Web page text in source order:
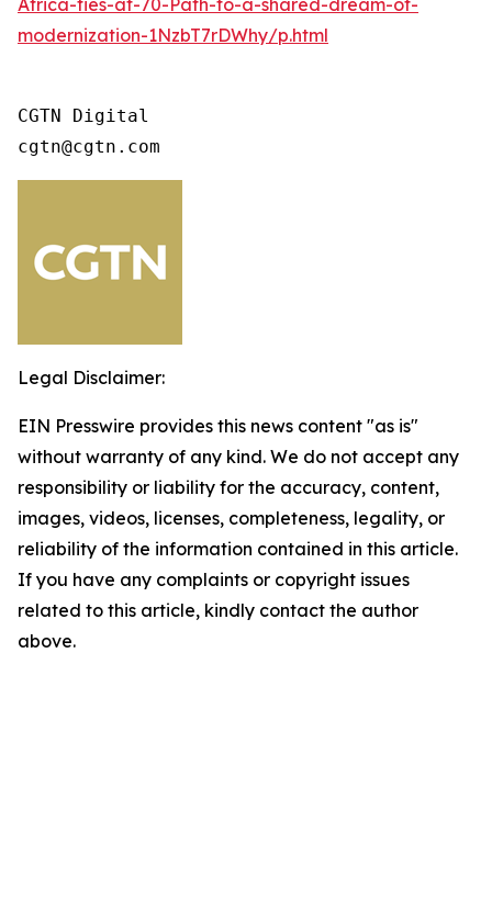
Africa-ties-at-70-Path-to-a-shared-dream-of-
modernization-1NzbT7rDWhy/p.html
CGTN Digital
cgtn@cgtn.com
Legal Disclaimer:
EIN Presswire provides this news content "as is"
without warranty of any kind. We do not accept any
responsibility or liability for the accuracy, content,
images, videos, licenses, completeness, legality, or
reliability of the information contained in this article.
If you have any complaints or copyright issues
related to this article, kindly contact the author
above.